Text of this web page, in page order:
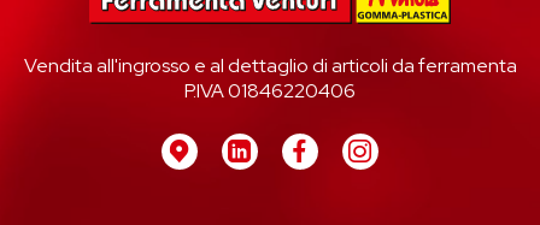
Vendita all'ingrosso e al dettaglio di articoli da ferramenta
P.IVA 01846220406